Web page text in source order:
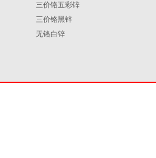
三价铬蓝白锌
三价铬五彩锌
三价铬黑锌
无铬白锌